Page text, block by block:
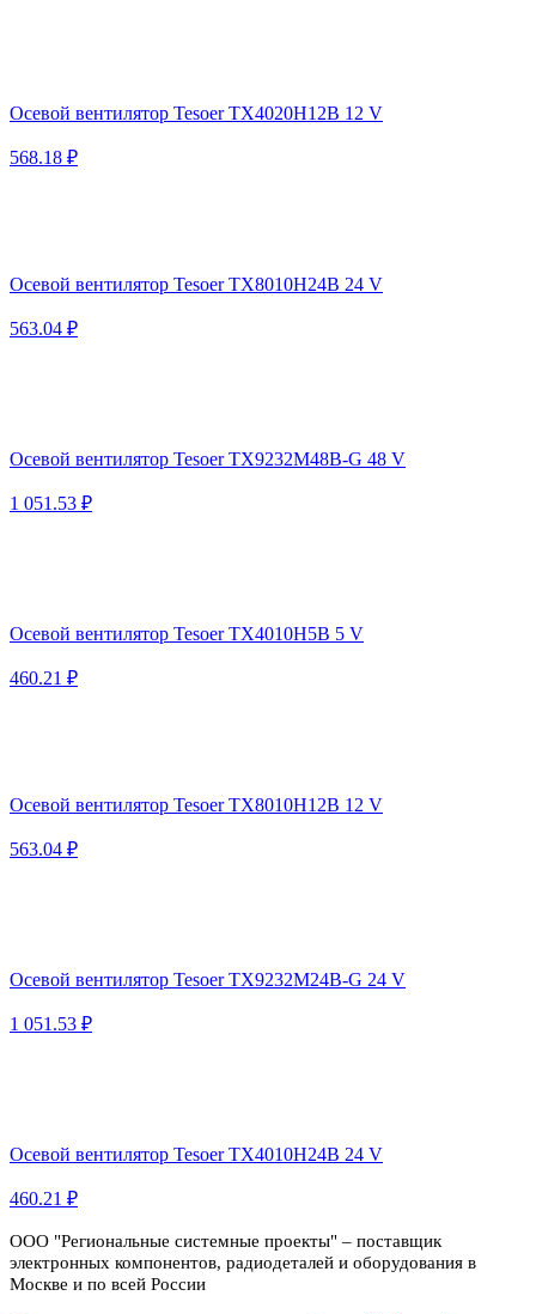
Осевой вентилятор Tesoer TX4020H12B 12 V
568.18 ₽
Осевой вентилятор Tesoer TX8010H24B 24 V
563.04 ₽
Осевой вентилятор Tesoer TX9232M48B-G 48 V
1 051.53 ₽
Осевой вентилятор Tesoer TX4010H5B 5 V
460.21 ₽
Осевой вентилятор Tesoer TX8010H12B 12 V
563.04 ₽
Осевой вентилятор Tesoer TX9232M24B-G 24 V
1 051.53 ₽
Осевой вентилятор Tesoer TX4010H24B 24 V
460.21 ₽
ООО "Региональные системные проекты" – поставщик
электронных компонентов, радиодеталей и оборудования в
Москве и по всей России